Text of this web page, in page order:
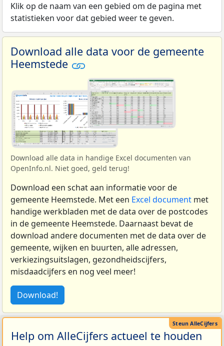
Klik op de naam van een gebied om de pagina met
statistieken voor dat gebied weer te geven.
Download alle data voor de gemeente
Heemstede
Download alle data in handige Excel documenten van
OpenInfo.nl. Niet goed, geld terug!
Download een schat aan informatie voor de
gemeente Heemstede. Met een Excel document met
handige werkbladen met de data over de postcodes
in de gemeente Heemstede. Daarnaast bevat de
download andere documenten met de data over de
gemeente, wijken en buurten, alle adressen,
verkiezingsuitslagen, gezondheidscijfers,
misdaadcijfers en nog veel meer!
Download!
Help om AlleCijfers actueel te houden